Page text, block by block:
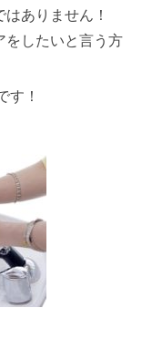
ありません！
をしたいと言う方
す！